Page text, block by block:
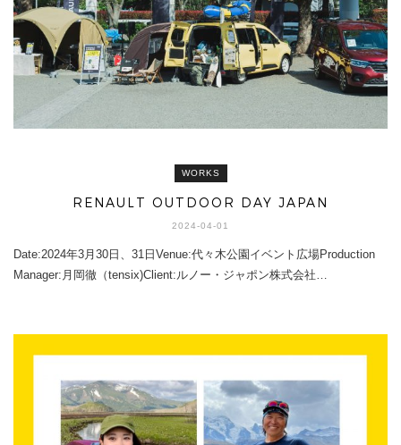
WORKS
RENAULT OUTDOOR DAY JAPAN
2024-04-01
Date:2024年3月30日、31日Venue:代々木公園イベント広場Production
Manager:月岡徹（tensix)Client:ルノー・ジャポン株式会社…